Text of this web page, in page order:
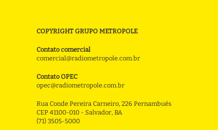
COPYRIGHT GRUPO METROPOLE
Contato comercial
comercial@radiometropole.com.br
Contato OPEC
opec@radiometropole.com.br
Rua Conde Pereira Carneiro, 226 Pernambués
CEP 41100-010 - Salvador, BA
(71) 3505-5000